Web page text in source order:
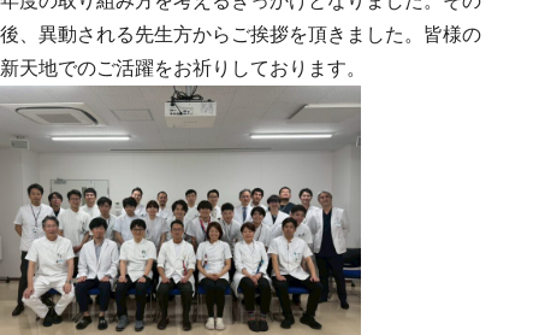
後、異動される先生方からご挨拶を頂きました。皆様の
新天地でのご活躍をお祈りしております。